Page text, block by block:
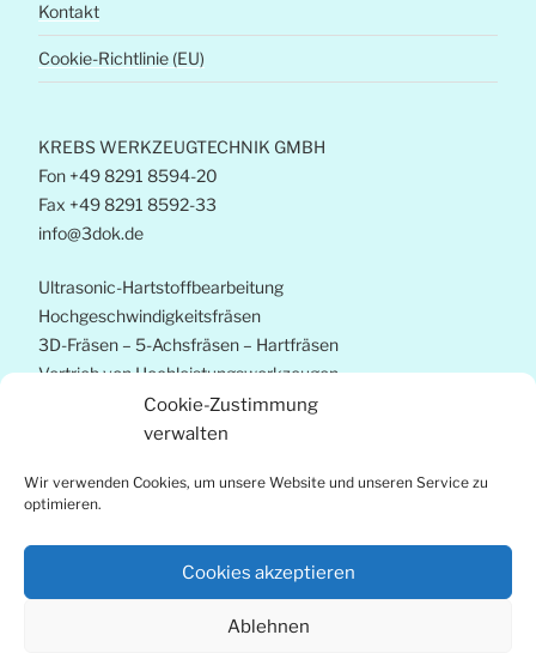
Cookie-Zustimmung
verwalten
Wir verwenden Cookies, um unsere Website und unseren Service zu
optimieren.
Cookies akzeptieren
Ablehnen
Kontakt
Cookie-Richtlinie (EU)
KREBS WERKZEUGTECHNIK GMBH
Fon +49 8291 8594-20
Fax +49 8291 8592-33
info@3dok.de
Ultrasonic-Hartstoffbearbeitung
Hochgeschwindigkeitsfräsen
3D-Fräsen – 5-Achsfräsen – Hartfräsen
Vertrieb von Hochleistungswerkzeugen
Strategieberatung
Prozessoptimierung
copyright by Krebs Werkzeugtechnik Gmbh